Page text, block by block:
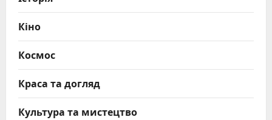
Кіно
Космос
Краса та догляд
Культура та мистецтво